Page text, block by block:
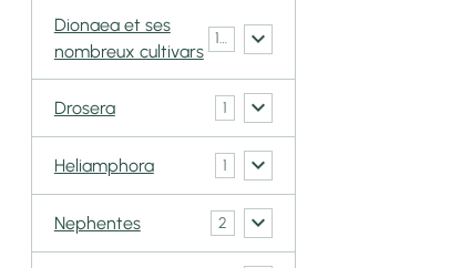
Dionaea et ses
nombreux cultivars
148
Drosera 1
Heliamphora 1
Nephentes 2